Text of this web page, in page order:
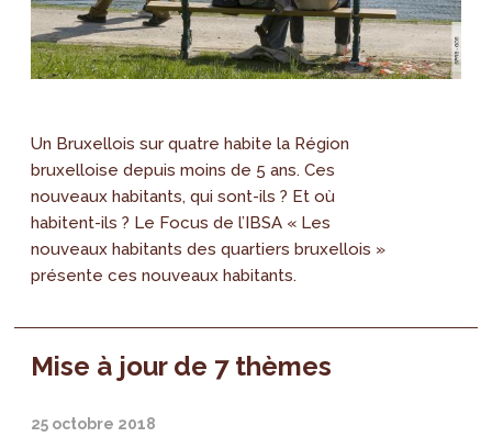
Un Bruxellois sur quatre habite la Région
bruxelloise depuis moins de 5 ans. Ces
nouveaux habitants, qui sont-ils ? Et où
habitent-ils ? Le Focus de l’IBSA « Les
nouveaux habitants des quartiers bruxellois »
présente ces nouveaux habitants.
Mise à jour de 7 thèmes
25 octobre 2018